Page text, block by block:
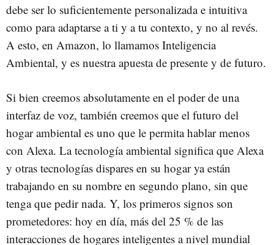
debe ser lo suficientemente personalizada e intuitiva
como para adaptarse a ti y a tu contexto, y no al revés.
A esto, en Amazon, lo llamamos Inteligencia
Ambiental, y es nuestra apuesta de presente y de futuro.
Si bien creemos absolutamente en el poder de una
interfaz de voz, también creemos que el futuro del
hogar ambiental es uno que le permita hablar menos
con Alexa. La tecnología ambiental significa que Alexa
y otras tecnologías dispares en su hogar ya están
trabajando en su nombre en segundo plano, sin que
tenga que pedir nada. Y, los primeros signos son
prometedores: hoy en día, más del 25 % de las
interacciones de hogares inteligentes a nivel mundial